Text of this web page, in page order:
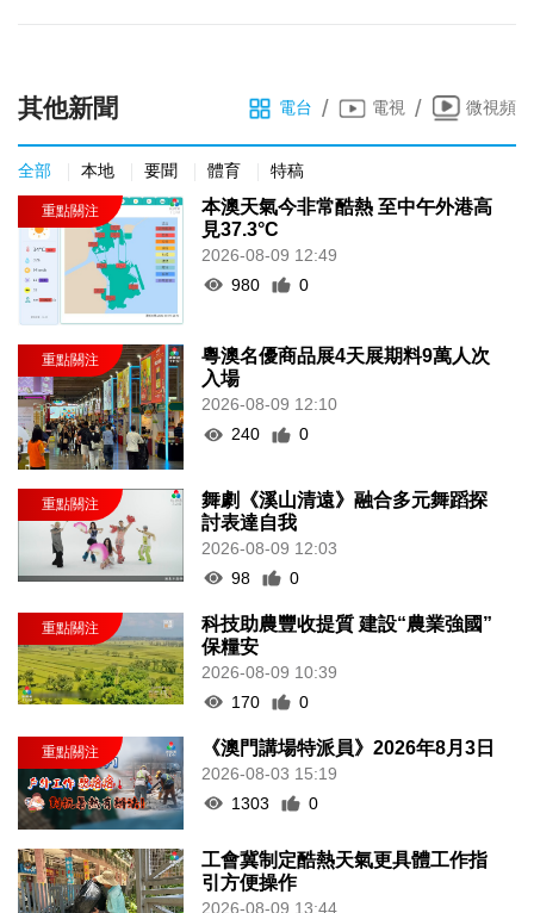
其他新聞 電台 / 電視 / 微視頻
全部 本地 要聞 體育 特稿
本澳天氣今非常酷熱 至中午外港高
見37.3°C
2026-08-09 12:49
980
0
粵澳名優商品展4天展期料9萬人次
入場
2026-08-09 12:10
240
0
舞劇《溪山清遠》融合多元舞蹈探
討表達自我
2026-08-09 12:03
98
0
科技助農豐收提質 建設“農業強國”
保糧安
2026-08-09 10:39
170
0
《澳門講場特派員》2026年8月3日
2026-08-03 15:19
1303
0
工會冀制定酷熱天氣更具體工作指
引方便操作
2026-08-09 13:44